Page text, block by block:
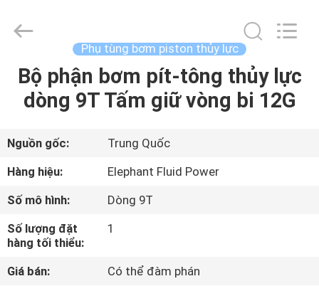
TRANG
CHỦ
CÁC
SẢN
PHẨM
VỀ
CHÚNG
Elephant
Reserved.
Phụ tùng bơm piston thủy lực
Bộ phận bơm pít-tông thủy lực
dòng 9T Tấm giữ vòng bi 12G
Nguồn gốc:
Trung Quốc
Hàng hiệu:
Elephant Fluid Power
Số mô hình:
Dòng 9T
Số lượng đặt
hàng tối thiểu:
1
Giá bán:
Có thể đàm phán